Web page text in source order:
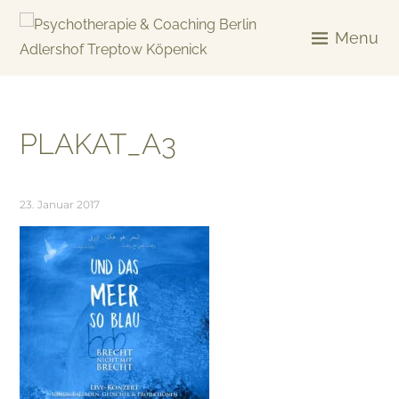
Skip
Menu
PLAKAT_A3
23. Januar 2017